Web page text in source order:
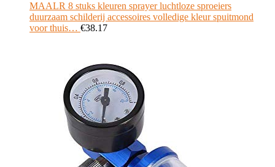
MAALR 8 stuks kleuren sprayer luchtloze sproeiers
duurzaam schilderij accessoires volledige kleur spuitmond
voor thuis… €38.17